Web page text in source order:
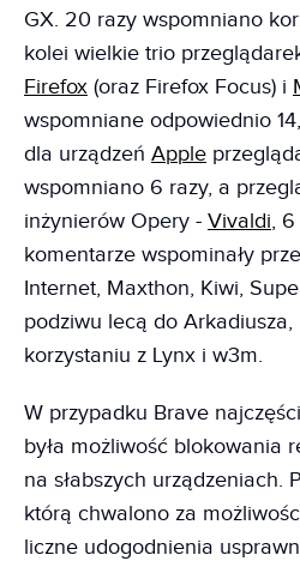
GX. 20 razy wspomniano
kolei wielkie trio
Firefox (oraz Firefox Focus) i
wspomniane odpowiednio
dla urządzeń Apple
wspomniano 6 razy, a
inżynierów Opery - Vivaldi, 6
komentarze wspominały
Internet, Maxthon, Kiwi,
podziwu lecą do Arkadiusza,
korzystaniu z Lynx i w3m.
W przypadku Brave
była możliwość blokowania
na słabszych urządzeniach.
którą chwalono za
liczne udogodnienia